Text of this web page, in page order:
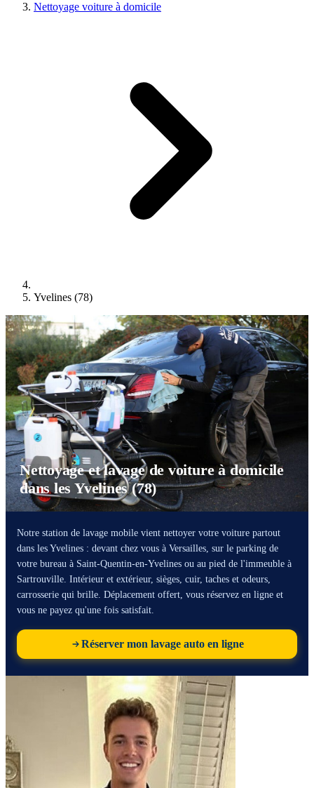
Nettoyage voiture à domicile
Yvelines (78)
Nettoyage et lavage de voiture à domicile
dans les Yvelines (78)
Notre station de lavage mobile vient nettoyer votre voiture partout
dans les Yvelines : devant chez vous à Versailles, sur le parking de
votre bureau à Saint-Quentin-en-Yvelines ou au pied de l'immeuble à
Sartrouville. Intérieur et extérieur, sièges, cuir, taches et odeurs,
carrosserie qui brille. Déplacement offert, vous réservez en ligne et
vous ne payez qu'une fois satisfait.
Réserver mon lavage auto en ligne